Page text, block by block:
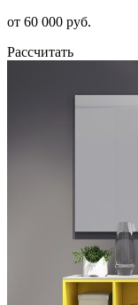
от 60 000 руб.
Рассчитать